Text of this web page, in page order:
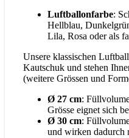
Luftballonfarbe:
Hellblau,
Lila, Rosa oder als
Unsere klassischen
Kautschuk und stehen
(weitere Grössen und
Ø 27 cm:
Grösse eignet sich
Ø 30 cm:
und wirken dadurch